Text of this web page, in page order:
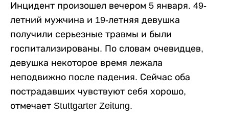
Инцидент произошел вечером 5 января. 49-
летний мужчина и 19-летняя девушка
получили серьезные травмы и были
госпитализированы. По словам очевидцев,
девушка некоторое время лежала
неподвижно после падения. Сейчас оба
пострадавших чувствуют себя хорошо,
отмечает Stuttgarter Zeitung.